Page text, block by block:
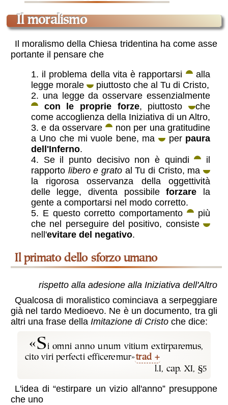
il moralismo
Il moralismo della Chiesa tridentina ha come asse
portante il pensare che
il problema della vita è rapportarsi
alla
legge morale
piuttosto che al Tu di Cristo,
una legge da osservare essenzialmente
con le proprie forze, piuttosto
che
come accoglienza della Iniziativa di un Altro,
e da osservare
non per una gratitudine
a Uno che mi vuole bene, ma
per paura
dell'Inferno.
Se il punto decisivo non è quindi
il
rapporto libero e gratoal Tu di Cristo, ma
la rigorosa osservanza della oggettività
delle legge, diventa possibileforzare la
gente a comportarsi nel modo corretto.
E questo corretto comportamento
più
che nel perseguire del positivo, consiste
nell'evitare del negativo.
il primato dello sforzo umano
rispetto alla adesione alla Iniziativa dell'Altro
Qualcosa di moralistico cominciava a serpeggiare
già nel tardo Medioevo. Ne è un documento, tra gli
altri una frase della Imitazione di Cristoche dice:
«Si omni anno unum vitium extirparemus,
cito viri perfecti efficeremur»trad
l.I, cap. XI, §5
L'idea di “estirpare un vizio all'anno” presuppone
che uno